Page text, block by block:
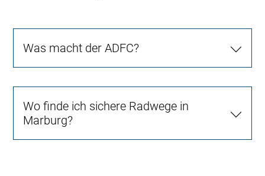
Was macht der ADFC?
Wo finde ich sichere Radwege in
Marburg?